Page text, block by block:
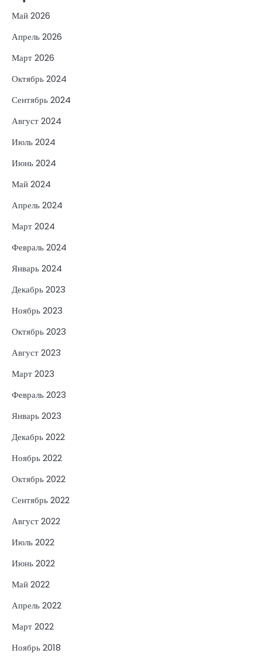
Май 2026
Апрель 2026
Март 2026
Октябрь 2024
Сентябрь 2024
Август 2024
Июль 2024
Июнь 2024
Май 2024
Апрель 2024
Март 2024
Февраль 2024
Январь 2024
Декабрь 2023
Ноябрь 2023
Октябрь 2023
Август 2023
Март 2023
Февраль 2023
Январь 2023
Декабрь 2022
Ноябрь 2022
Октябрь 2022
Сентябрь 2022
Август 2022
Июль 2022
Июнь 2022
Май 2022
Апрель 2022
Март 2022
Ноябрь 2018